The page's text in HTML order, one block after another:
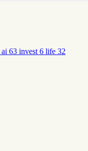
ai 63 invest 6 life 32